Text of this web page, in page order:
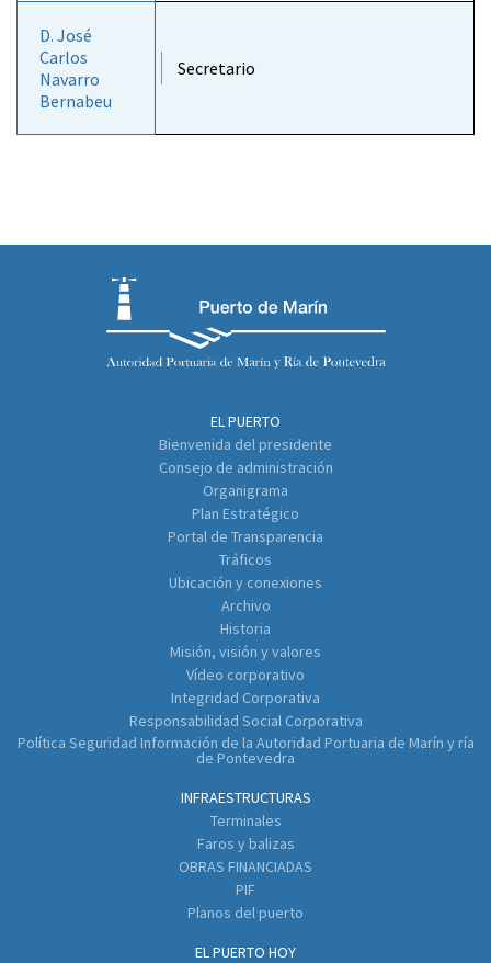
D. José
Carlos
Navarro
Bernabeu
Secretario
EL PUERTO
Bienvenida del presidente
Consejo de administración
Organigrama
Plan Estratégico
Portal de Transparencia
Tráficos
Ubicación y conexiones
Archivo
Historia
Misión, visión y valores
Vídeo corporativo
Integridad Corporativa
Responsabilidad Social Corporativa
Política Seguridad Información de la Autoridad Portuaria de Marín y ría
de Pontevedra
INFRAESTRUCTURAS
Terminales
Faros y balizas
OBRAS FINANCIADAS
PIF
Planos del puerto
EL PUERTO HOY